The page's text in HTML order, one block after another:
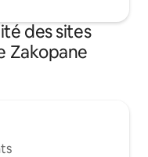
des sites
Zakopane